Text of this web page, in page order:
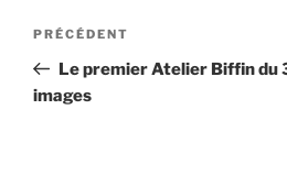
Navigation
l’article
Article
précédent
PRÉCÉDENT
Le premier Atelier Biffin du
images